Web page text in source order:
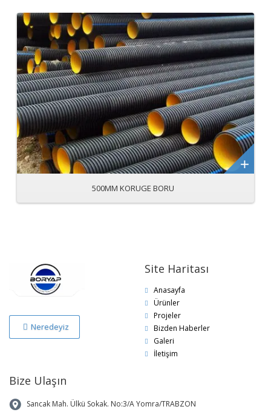
500MM KORUGE BORU
Neredeyiz
Site Haritası
Anasayfa
Ürünler
Projeler
Bizden Haberler
Galeri
İletişim
Bize Ulaşın
Sancak Mah. Ülkü Sokak. No:3/A Yomra/TRABZON